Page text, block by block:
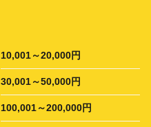
10,001～20,000円
30,001～50,000円
100,001～200,000円